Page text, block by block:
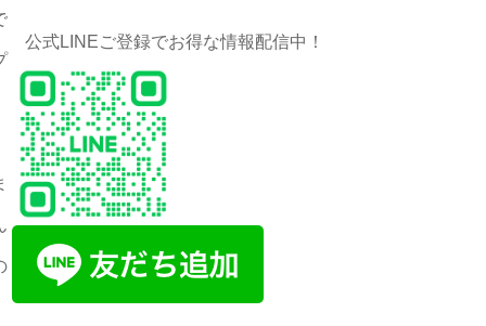
公式LINEご登録でお得な情報配信中！